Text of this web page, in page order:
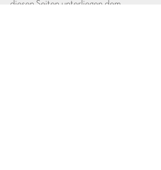
diesen Seiten unterliegen dem